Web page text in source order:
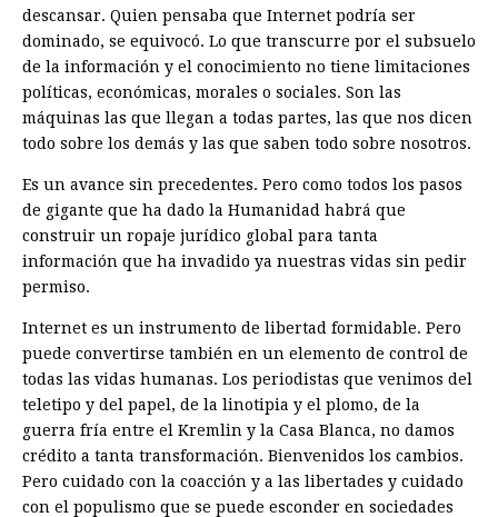
descansar. Quien pensaba que Internet podría ser
dominado, se equivocó. Lo que transcurre por el subsuelo
de la información y el conocimiento no tiene limitaciones
políticas, económicas, morales o sociales. Son las
máquinas las que llegan a todas partes, las que nos dicen
todo sobre los demás y las que saben todo sobre nosotros.
Es un avance sin precedentes. Pero como todos los pasos
de gigante que ha dado la Humanidad habrá que
construir un ropaje jurídico global para tanta
información que ha invadido ya nuestras vidas sin pedir
permiso.
Internet es un instrumento de libertad formidable. Pero
puede convertirse también en un elemento de control de
todas las vidas humanas. Los periodistas que venimos del
teletipo y del papel, de la linotipia y el plomo, de la
guerra fría entre el Kremlin y la Casa Blanca, no damos
crédito a tanta transformación. Bienvenidos los cambios.
Pero cuidado con la coacción y a las libertades y cuidado
con el populismo que se puede esconder en sociedades